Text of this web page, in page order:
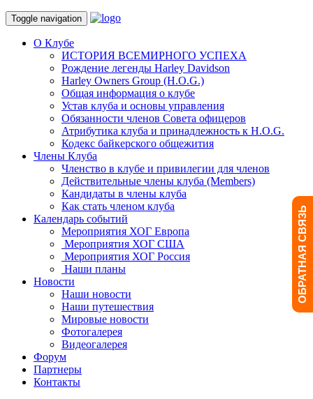
Toggle navigation
О Клубе
ИСТОРИЯ ВСЕМИРНОГО УСПЕХА
Рождение легенды Harley Davidson
Harley Owners Group (H.O.G.)
Общая информация о клубе
Устав клуба и основы управления
Обязанности членов Совета офицеров
Атрибутика клуба и принадлежность к H.O.G.
Кодекс байкерского общежития
Члены Клуба
Членство в клубе и привилегии для членов
Действительные члены клуба (Members)
Кандидаты в члены клуба
Как стать членом клуба
Календарь событий
Мероприятия ХОГ Европа
Мероприятия ХОГ США
Мероприятия ХОГ Россия
Наши планы
Новости
Наши новости
Наши путешествия
Мировые новости
Фотогалерея
Видеогалерея
Форум
Партнеры
Контакты
ОБРАТНАЯ СВЯЗЬ